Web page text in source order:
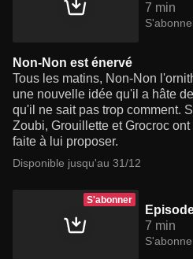
7 min
Non-Non est énervé
Tous les matins, Non-Non
une nouvelle idée qu'il a hâte
qu'il ne sait pas trop comment.
Zoubi, Grouillette et Grocroc
faite à lui proposer.
Disponible jusqu'au 31/12
S'abonner
7 min